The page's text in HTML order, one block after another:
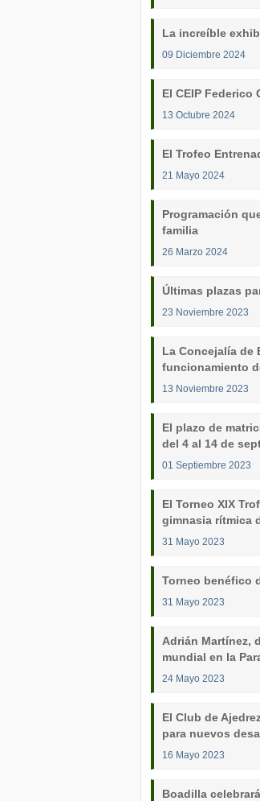
La increíble
09 Diciembre 2024
El CEIP Federico
13 Octubre 2024
El Trofeo
21 Mayo 2024
Programación
familia
26 Marzo 2024
Últimas plazas
23 Noviembre 2023
La Concejalía de
funcionamiento
13 Noviembre 2023
El plazo de
del 4 al 14 de
01 Septiembre 2023
El Torneo XIX
gimnasia rítmica
31 Mayo 2023
Torneo benéfico
31 Mayo 2023
Adrián Martínez,
mundial en la
24 Mayo 2023
El Club de
para nuevos
16 Mayo 2023
Boadilla